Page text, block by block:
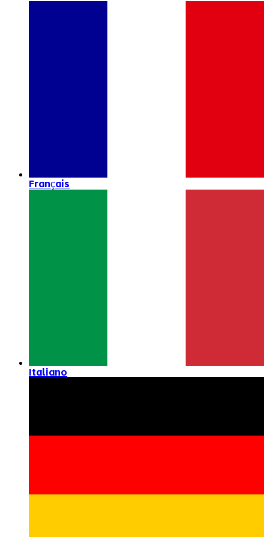
Français
Italiano